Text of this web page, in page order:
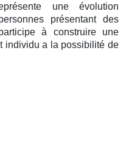
une évolution
présentant des
à construire une
individu a la possibilité de